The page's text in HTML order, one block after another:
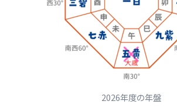
2026年度の年盤